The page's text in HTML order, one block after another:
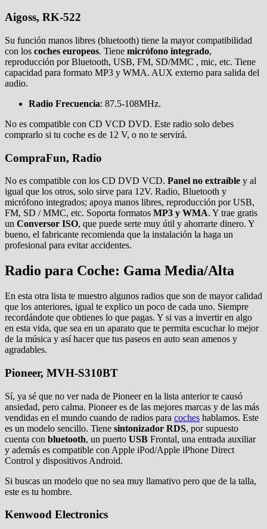
Aigoss, RK-522
Su función manos libres (bluetooth) tiene la mayor compatibilidad
con los coches europeos. Tiene micrófono integrado,
reproducción por Bluetooth, USB, FM, SD/MMC , mic, etc. Tiene
capacidad para formato MP3 y WMA. AUX externo para salida del
audio.
Radio Frecuencia: 87.5-108MHz.
No es compatible con CD VCD DVD. Este radio solo debes
comprarlo si tu coche es de 12 V, o no te servirá.
CompraFun, Radio
No es compatible con los CD DVD VCD. Panel no extraíble y al
igual que los otros, solo sirve para 12V. Radio, Bluetooth y
micrófono integrados; apoya manos libres, reproducción por USB,
FM, SD / MMC, etc. Soporta formatos MP3 y WMA. Y trae gratis
un Conversor ISO, que puede serte muy útil y ahorrarte dinero. Y
bueno, el fabricante recomienda que la instalación la haga un
profesional para evitar accidentes.
Radio para Coche: Gama Media/Alta
En esta otra lista te muestro algunos radios que son de mayor calidad
que los anteriores, igual te explico un poco de cada uno. Siempre
recordándote que obtienes lo que pagas. Y si vas a invertir en algo
en esta vida, que sea en un aparato que te permita escuchar lo mejor
de la música y así hacer que tus paseos en auto sean amenos y
agradables.
Pioneer, MVH-S310BT
Sí, ya sé que no ver nada de Pioneer en la lista anterior te causó
ansiedad, pero calma. Pioneer es de las mejores marcas y de las más
vendidas en el mundo cuando de radios para coches hablamos. Este
es un modelo sencillo. Tiene sintonizador RDS, por supuesto
cuenta con bluetooth, un puerto USB Frontal, una entrada auxiliar
y además es compatible con Apple iPod/Apple iPhone Direct
Control y dispositivos Android.
Si buscas un modelo que no sea muy llamativo pero que de la talla,
este es tu hombre.
Kenwood Electronics